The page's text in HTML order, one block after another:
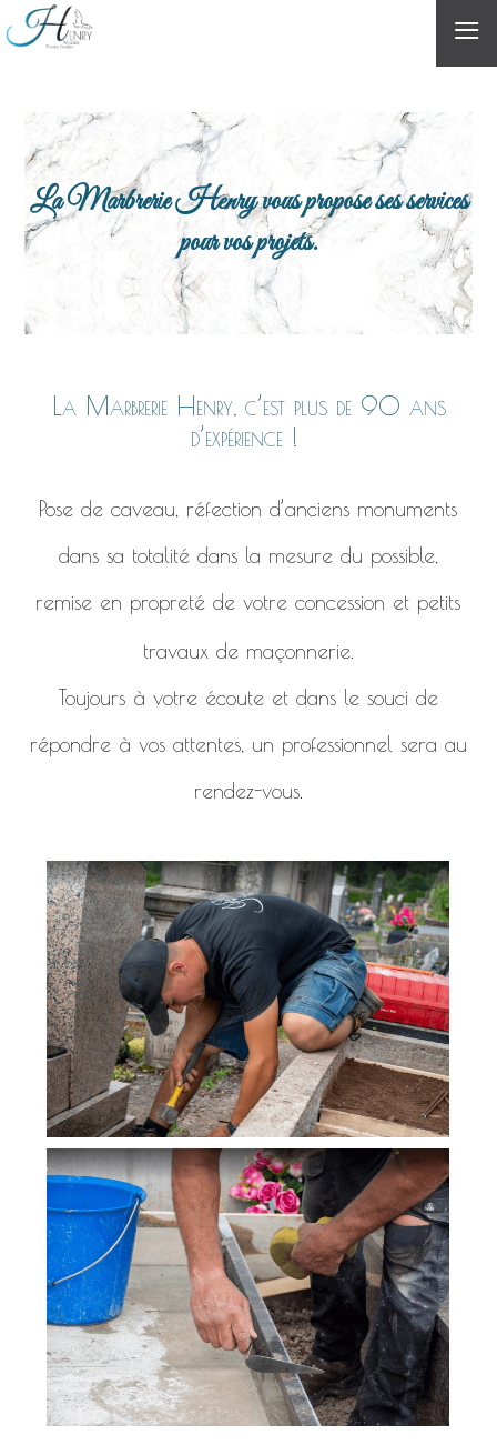
≡
La Marbrerie Henry vous propose ses services
pour vos projets.
La Marbrerie Henry, c’est plus de 90 ans
d’expérience !
Pose de caveau, réfection d’anciens monuments
dans sa totalité dans la mesure du possible,
remise en propreté de votre concession et petits
travaux de maçonnerie.
Toujours à votre écoute et dans le souci de
répondre à vos attentes, un professionnel sera au
rendez-vous.